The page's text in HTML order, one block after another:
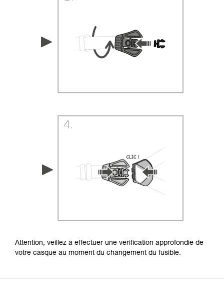
Attention, veillez à effectuer une vérification approfondie de
votre casque au moment du changement du fusible.